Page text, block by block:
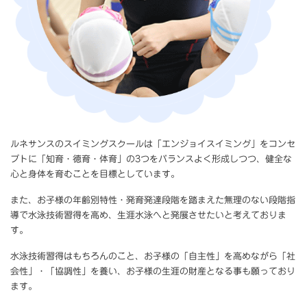
ルネサンスのスイミングスクールは「エンジョイスイミング」をコンセ
プトに「知育・徳育・体育」の3つをバランスよく形成しつつ、健全な
心と身体を育むことを目標としています。
また、お子様の年齢別特性・発育発達段階を踏まえた無理のない段階指
導で水泳技術習得を高め、生涯水泳へと発展させたいと考えておりま
す。
水泳技術習得はもちろんのこと、お子様の「自主性」を高めながら「社
会性」・「協調性」を養い、お子様の生涯の財産となる事も願っており
ます。